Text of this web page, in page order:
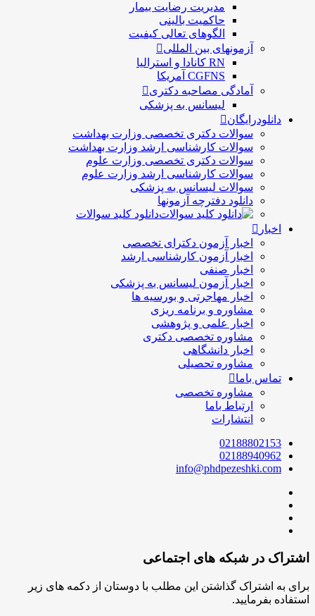
مديريت رضايت بيمار
حاكميت بالينی
الگوهای تعالی کيفيت
آزمونهای بین المللی
RN کانادا و استرالیا
CGFNS آمریکا
آمادگی مصاحبه دکتری
لیسانس به پزشکی
دانلودرایگان
سوالات دکتری تخصصی وزارت بهداشت
سوالات کارشناسی ارشد وزارت بهداشت
سوالات دکتری تخصصی وزارت علوم
سوالات کارشناسی ارشد وزارت علوم
سوالات لیسانس به پزشکی
دانلود دفترچه آزمونها
دانلود کلید سوالات
اخبار
اخبار آزمون دکترای تخصصی
اخبار آزمون کارشناسی ارشد
اخبار صنفی
اخبار آزمون لیسانس به پزشکی
اخبار مهاجرتی و بورسیه ها
مشاوره و برنامه ریزی
اخبار علمی و پژوهشی
مشاوره تخصصی دکتری
اخبار دانشگاهی
مشاوره تحصیلی
تماس باما
مشاوره تخصصی
ارتباط باما
انتشارات
02188802153
02188940962
info@phdpezeshki.com
اشتراک در شبکه های اجتماعی
برای به اشتراک گذاشتن این مطلب با دوستان از دکمه های زیر
استفاده بفرمایید.